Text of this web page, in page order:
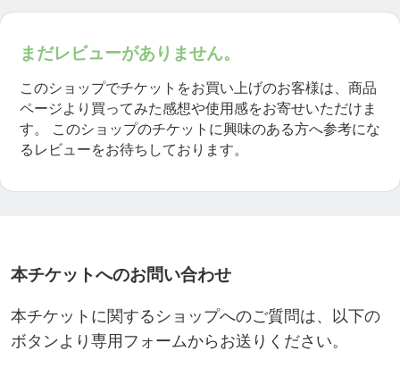
それだけに、HANのカリキュラムの充実度、課され
る課題の質と量、試験の厳格さは瞠目すべきもので
す。
る！！🔸
（ホメオパシーアカデミージャパン：略称 エイチエ
ージャパン）です。
まだレビューがありません。
このショップでチケットをお買い上げのお客様は、商品
ページより買ってみた感想や使用感をお寄せいただけま
す。
このショップのチケットに興味のある方へ参考にな
るレビューをお待ちしております。
本チケットへのお問い合わせ
本チケットに関するショップへのご質問は、以下の
ボタンより専用フォームからお送りください。